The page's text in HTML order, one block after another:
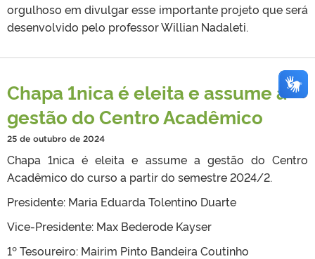
orgulhoso em divulgar esse importante projeto que será
desenvolvido pelo professor Willian Nadaleti.
Chapa 1nica é eleita e assume a
gestão do Centro Acadêmico
25 de outubro de 2024
Chapa 1nica é eleita e assume a gestão do Centro
Acadêmico do curso a partir do semestre 2024/2.
Presidente: Maria Eduarda Tolentino Duarte
Vice-Presidente: Max Bederode Kayser
1º Tesoureiro: Mairim Pinto Bandeira Coutinho